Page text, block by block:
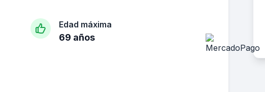
Edad máxima
69 años